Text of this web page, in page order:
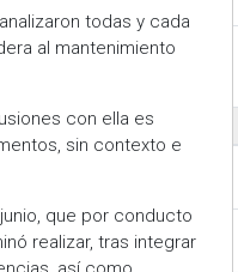
todas y cada
al mantenimiento
con ella es
sin contexto e
que por conducto
realizar, tras integrar